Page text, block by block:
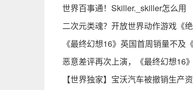
世界百事通！Skiller._skiller怎么用
二次元类魂？开放世界动作游戏《
《最终幻想16》英国首周销量不及
恶意差评再次上演，《最终幻想16
【世界独家】宝沃汽车被撤销生产